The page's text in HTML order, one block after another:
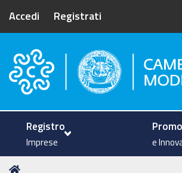
Accedi Registrati
Camera di
Registro
Imprese e
Tu